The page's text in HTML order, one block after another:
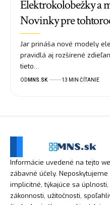
Elektrokolobežky a
Novinky pre
Jar prináša nové modely
pravidlá aj rozšírené
tieto…
OD MNS.SK 13 MIN ČÍTANIE
Informácie uvedené na tejto
zábavné účely.
implicitné, týkajúce sa
zákonnosti, užitočnosti,